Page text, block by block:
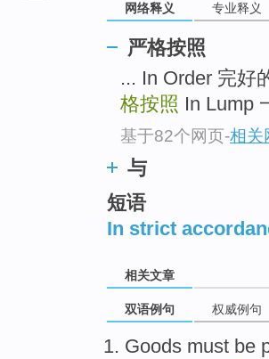
网络释义 专业释义
严格按照
... In Order 完好
格按照 In Lump
基于82个网页-相关
与
短语
In strict
相关文章
双语例句 权威例句
Goods must be